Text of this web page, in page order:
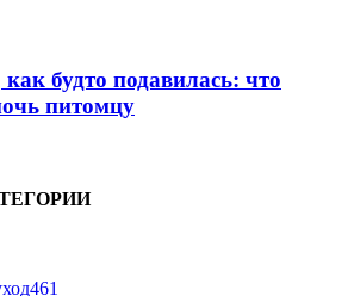
будто подавилась: что
питомцу
461